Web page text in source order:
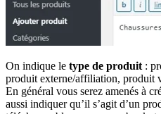
On indique le type de produit :
produit externe/affiliation, produit
En général vous serez amenés à
aussi indiquer qu’il s’agit d’un